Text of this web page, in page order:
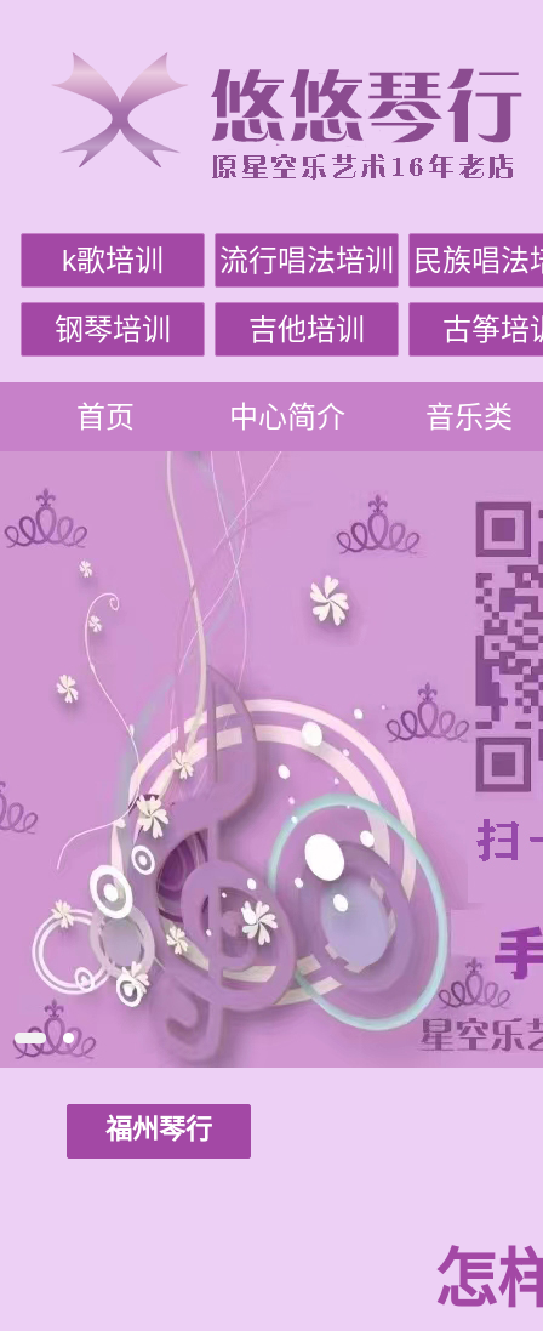
k歌培训 流行唱法培训 民族唱法
钢琴培训 吉他培训 古筝培
首页 中心简介 音乐类
福州琴行
怎